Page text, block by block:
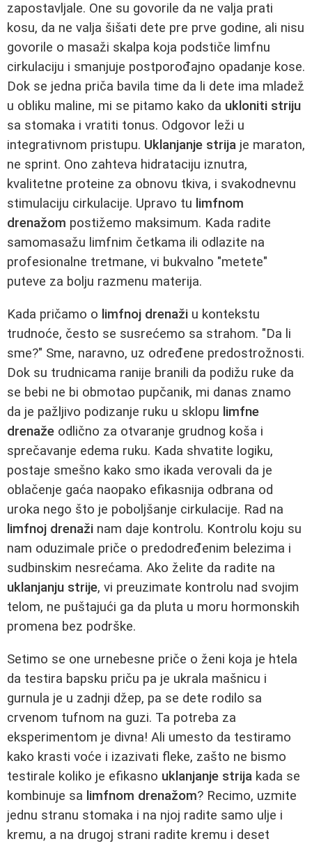
zapostavljale. One su govorile da ne valja prati
kosu, da ne valja šišati dete pre prve godine, ali nisu
govorile o masaži skalpa koja podstiče limfnu
cirkulaciju i smanjuje postporođajno opadanje kose.
Dok se jedna priča bavila time da li dete ima mladež
u obliku maline, mi se pitamo kako da ukloniti striju
sa stomaka i vratiti tonus. Odgovor leži u
integrativnom pristupu. Uklanjanje strija je maraton,
ne sprint. Ono zahteva hidrataciju iznutra,
kvalitetne proteine za obnovu tkiva, i svakodnevnu
stimulaciju cirkulacije. Upravo tu limfnom
drenažom postižemo maksimum. Kada radite
samomasažu limfnim četkama ili odlazite na
profesionalne tretmane, vi bukvalno "metete"
puteve za bolju razmenu materija.
Kada pričamo o limfnoj drenaži u kontekstu
trudnoće, često se susrećemo sa strahom. "Da li
sme?" Sme, naravno, uz određene predostrožnosti.
Dok su trudnicama ranije branili da podižu ruke da
se bebi ne bi obmotao pupčanik, mi danas znamo
da je pažljivo podizanje ruku u sklopu limfne
drenaže odlično za otvaranje grudnog koša i
sprečavanje edema ruku. Kada shvatite logiku,
postaje smešno kako smo ikada verovali da je
oblačenje gaća naopako efikasnija odbrana od
uroka nego što je poboljšanje cirkulacije. Rad na
limfnoj drenaži nam daje kontrolu. Kontrolu koju su
nam oduzimale priče o predodređenim belezima i
sudbinskim nesrećama. Ako želite da radite na
uklanjanju strije, vi preuzimate kontrolu nad svojim
telom, ne puštajući ga da pluta u moru hormonskih
promena bez podrške.
Setimo se one urnebesne priče o ženi koja je htela
da testira bapsku priču pa je ukrala mašnicu i
gurnula je u zadnji džep, pa se dete rodilo sa
crvenom tufnom na guzi. Ta potreba za
eksperimentom je divna! Ali umesto da testiramo
kako krasti voće i izazivati fleke, zašto ne bismo
testirale koliko je efikasno uklanjanje strija kada se
kombinuje sa limfnom drenažom? Recimo, uzmite
jednu stranu stomaka i na njoj radite samo ulje i
kremu, a na drugoj strani radite kremu i deset